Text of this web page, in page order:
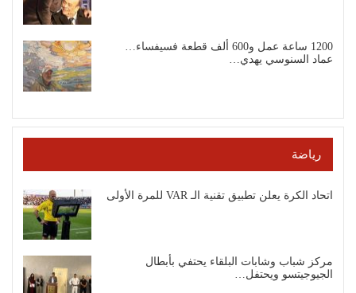
1200 ساعة عمل و600 ألف قطعة فسيفساء…
عماد السنوسي يهدي…
رياضة
اتحاد الكرة يعلن تطبيق تقنية الـ VAR للمرة الأولى
مركز شباب وشابات البلقاء يحتفي بأبطال
الجيوجيتسو ويحتفل…